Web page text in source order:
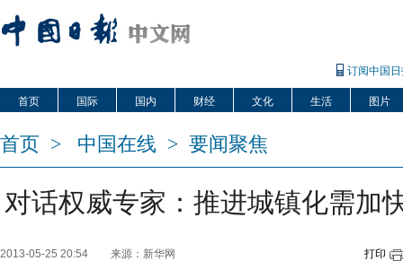
订阅中国
首页 国际 国内 财经 文化 生活 图片
首页 > 中国在线 > 要闻聚焦
对话权威专家：推进城镇化需加
2013-05-25 20:54 来源：新华网 打印